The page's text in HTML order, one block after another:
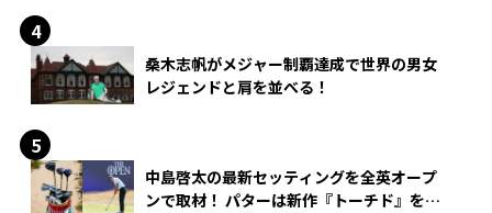
桑木志帆がメジャー制覇達成で世界の男女
レジェンドと肩を並べる！
中島啓太の最新セッティングを全英オープ
ンで取材！ パターは新作『トーチド』を投